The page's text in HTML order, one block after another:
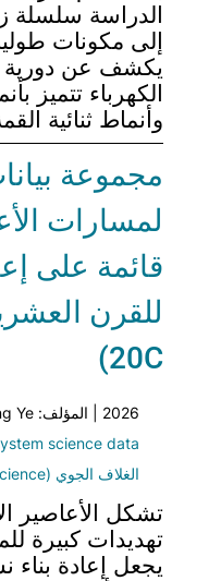
الدراسة سلسلة
إلى مكونات
يكشف عن
وأنماط ثنائية
مجموعة
لمسارات
قائمة على
20C)
2026 | المؤلف: Guiling Ye وآخرون | المجلة:
science data
الغلاف الجوي (Atmospheric Science)
تهديدات كبيرة
يجعل إعادة بناء